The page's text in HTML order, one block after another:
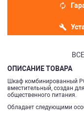
ОПИСАНИЕ ТОВАРА
Шкаф комбинированный
вместительный, создан
общественного питания.
Обладает следующими